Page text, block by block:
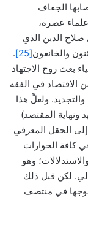
الجفاف
علماء عصره،
الدين الذي
والخانعون[25]
.
بعث روح الاجتهاد
الاقتصاد في الفقه
ولعلَّ هذا
ونهاية المقتصد)
إلى الحقل المعرفي
كافة الحوارات
وهو
لكن قبل ذلك
في منتصف